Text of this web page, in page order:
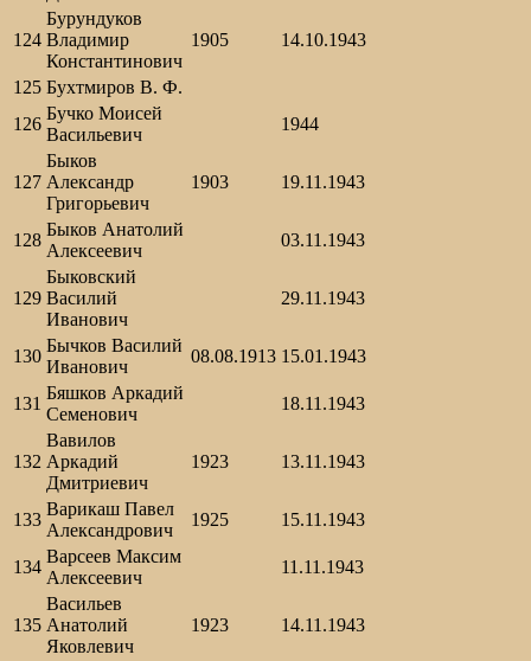
124
Бурундуков
Владимир
Константинович
1905 14.10.1943
125 Бухтмиров В. Ф.
126
Бучко Моисей
Васильевич
1944
127
Быков
Александр
Григорьевич
1903 19.11.1943
128
Быков Анатолий
Алексеевич
03.11.1943
129
Быковский
Василий
Иванович
29.11.1943
130
Бычков Василий
Иванович
08.08.1913 15.01.1943
131
Бяшков Аркадий
Семенович
18.11.1943
132
Вавилов
Аркадий
Дмитриевич
1923 13.11.1943
133
Варикаш Павел
Александрович
1925 15.11.1943
134
Варсеев Максим
Алексеевич
11.11.1943
135
Васильев
Анатолий
Яковлевич
1923 14.11.1943